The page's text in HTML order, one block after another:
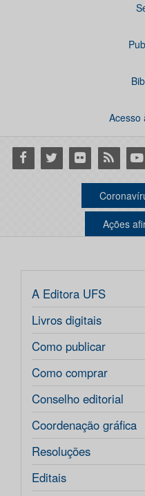
Acesso
Facebook
Twitter Flickr RSS
Ações
A Editora UFS
Livros digitais
Como publicar
Como comprar
Conselho editorial
Coordenação gráfica
Resoluções
Editais